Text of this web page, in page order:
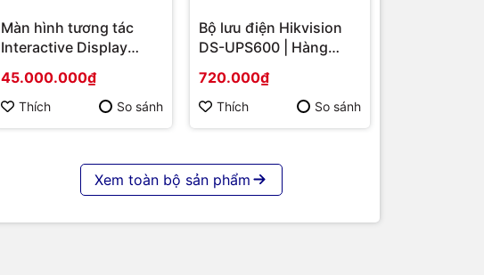
Màn hình tương tác
Interactive Display
D5B86RB/FL 86 | Cấu
hình cao cấp | Hàng
chính hãng
45.000.000₫
Thích So sánh
Bộ lưu điện Hikvision
DS-UPS600 | Hàng
720.000₫
Thích So sánh
Xem toàn bộ sản phẩm